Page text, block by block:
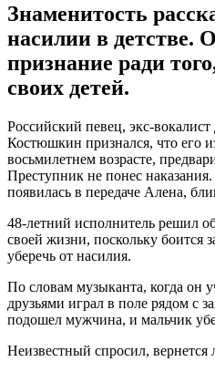
Знаменитость
насилии в детстве.
признание ради
своих детей.
Российский певец, экс-
Костюшкин признался, что его
восьмилетнем возрасте,
Преступник не понес
появилась в передаче Алена,
48-летний исполнитель решил
своей жизни, поскольку боится
уберечь от насилия.
По словам музыканта, когда он
друзьями играл в поле рядом с
подошел мужчина, и мальчик
Неизвестный спросил, вернется